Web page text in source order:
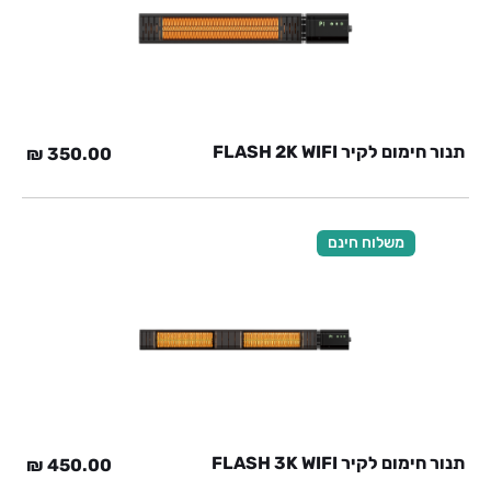
תנור חימום לקיר FLASH 2K WIFI 350.00
₪
משלוח חינם
תנור חימום לקיר FLASH 3K WIFI 450.00
₪